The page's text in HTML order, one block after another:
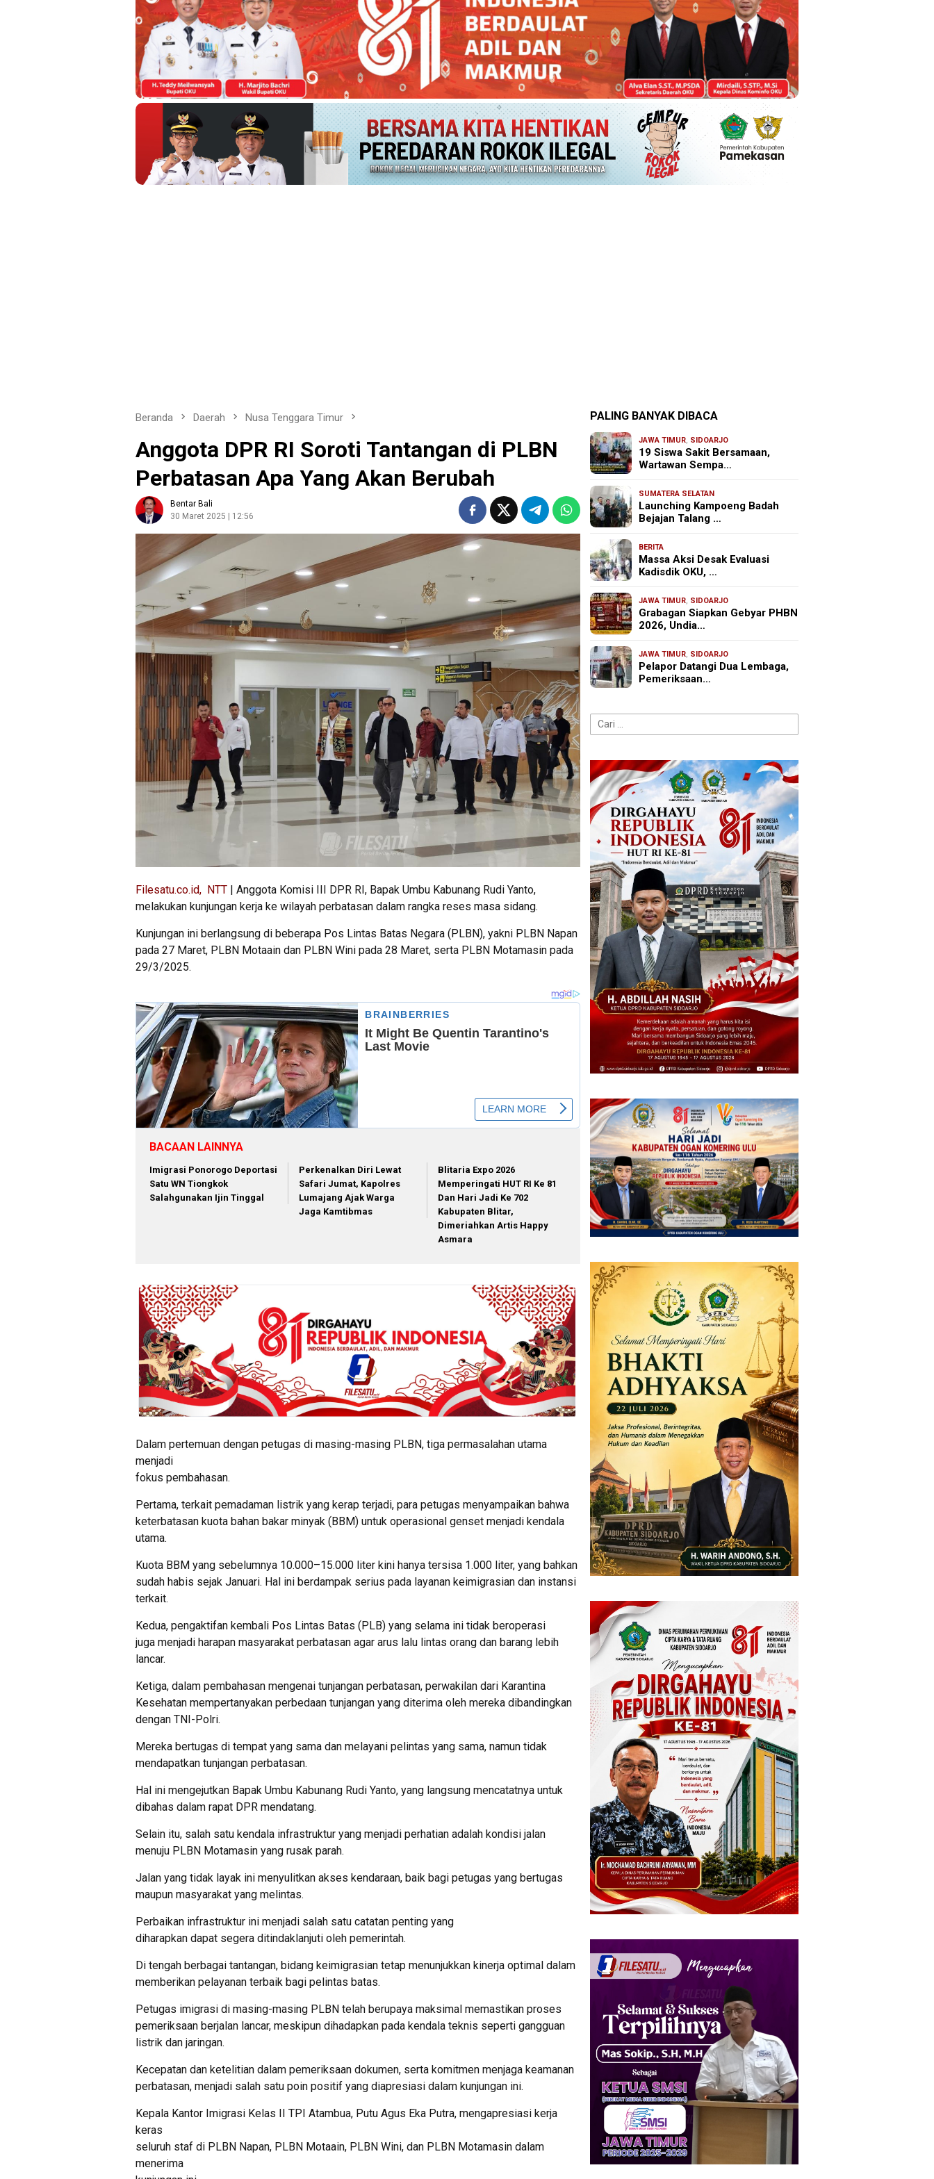
Beranda Daerah Nusa Tenggara Timur
Anggota DPR RI Soroti Tantangan di PLBN
Perbatasan Apa Yang Akan Berubah
Bentar Bali
30 Maret 2025 | 12:56
Filesatu.co.id, NTT | Anggota Komisi III DPR RI, Bapak Umbu Kabunang Rudi Yanto,
melakukan kunjungan kerja ke wilayah perbatasan dalam rangka reses masa sidang.
Kunjungan ini berlangsung di beberapa Pos Lintas Batas Negara (PLBN), yakni PLBN Napan
pada 27 Maret, PLBN Motaain dan PLBN Wini pada 28 Maret, serta PLBN Motamasin pada
29/3/2025.
BACAAN LAINNYA
Imigrasi Ponorogo Deportasi
Satu WN Tiongkok
Salahgunakan Ijin Tinggal
Perkenalkan Diri Lewat
Safari Jumat, Kapolres
Lumajang Ajak Warga
Jaga Kamtibmas
Blitaria Expo 2026
Memperingati HUT RI Ke 81
Dan Hari Jadi Ke 702
Kabupaten Blitar,
Dimeriahkan Artis Happy
Asmara
Dalam pertemuan dengan petugas di masing-masing PLBN, tiga permasalahan utama
menjadi
fokus pembahasan.
Pertama, terkait pemadaman listrik yang kerap terjadi, para petugas menyampaikan bahwa
keterbatasan kuota bahan bakar minyak (BBM) untuk operasional genset menjadi kendala
utama.
Kuota BBM yang sebelumnya 10.000–15.000 liter kini hanya tersisa 1.000 liter, yang bahkan
sudah habis sejak Januari. Hal ini berdampak serius pada layanan keimigrasian dan instansi
terkait.
Kedua, pengaktifan kembali Pos Lintas Batas (PLB) yang selama ini tidak beroperasi
juga menjadi harapan masyarakat perbatasan agar arus lalu lintas orang dan barang lebih
lancar.
Ketiga, dalam pembahasan mengenai tunjangan perbatasan, perwakilan dari Karantina
Kesehatan mempertanyakan perbedaan tunjangan yang diterima oleh mereka dibandingkan
dengan TNI-Polri.
Mereka bertugas di tempat yang sama dan melayani pelintas yang sama, namun tidak
mendapatkan tunjangan perbatasan.
Hal ini mengejutkan Bapak Umbu Kabunang Rudi Yanto, yang langsung mencatatnya untuk
dibahas dalam rapat DPR mendatang.
Selain itu, salah satu kendala infrastruktur yang menjadi perhatian adalah kondisi jalan
menuju PLBN Motamasin yang rusak parah.
Jalan yang tidak layak ini menyulitkan akses kendaraan, baik bagi petugas yang bertugas
maupun masyarakat yang melintas.
Perbaikan infrastruktur ini menjadi salah satu catatan penting yang
diharapkan dapat segera ditindaklanjuti oleh pemerintah.
Di tengah berbagai tantangan, bidang keimigrasian tetap menunjukkan kinerja optimal dalam
memberikan pelayanan terbaik bagi pelintas batas.
Petugas imigrasi di masing-masing PLBN telah berupaya maksimal memastikan proses
pemeriksaan berjalan lancar, meskipun dihadapkan pada kendala teknis seperti gangguan
listrik dan jaringan.
Kecepatan dan ketelitian dalam pemeriksaan dokumen, serta komitmen menjaga keamanan
perbatasan, menjadi salah satu poin positif yang diapresiasi dalam kunjungan ini.
Kepala Kantor Imigrasi Kelas II TPI Atambua, Putu Agus Eka Putra, mengapresiasi kerja
keras
seluruh staf di PLBN Napan, PLBN Motaain, PLBN Wini, dan PLBN Motamasin dalam
menerima
PALING BANYAK DIBACA
JAWA TIMUR, SIDOARJO
19 Siswa Sakit Bersamaan,
Wartawan Sempa…
SUMATERA SELATAN
Launching Kampoeng Badah
Bejajan Talang …
BERITA
Massa Aksi Desak Evaluasi
Kadisdik OKU, …
JAWA TIMUR, SIDOARJO
Grabagan Siapkan Gebyar PHBN
2026, Undia…
JAWA TIMUR, SIDOARJO
Pelapor Datangi Dua Lembaga,
Pemeriksaan…
Cari
untuk: